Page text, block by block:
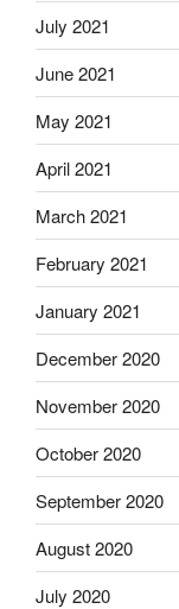
July 2021
June 2021
May 2021
April 2021
March 2021
February 2021
January 2021
December 2020
November 2020
October 2020
September 2020
August 2020
July 2020